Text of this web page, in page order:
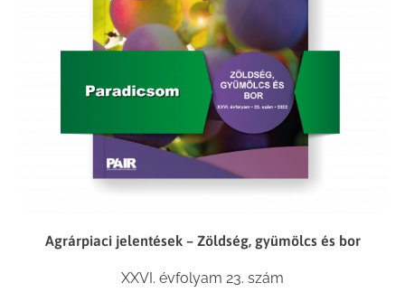
Agrárpiaci jelentések – Zöldség, gyümölcs és bor
XXVI. évfolyam 23. szám